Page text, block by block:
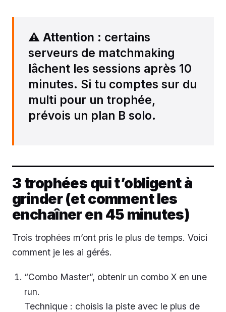
⚠️ Attention : certains
serveurs de matchmaking
lâchent les sessions après 10
minutes. Si tu comptes sur du
multi pour un trophée,
prévois un plan B solo.
3 trophées qui t’obligent à
grinder (et comment les
enchaîner en 45 minutes)
Trois trophées m’ont pris le plus de temps. Voici
comment je les ai gérés.
“Combo Master”, obtenir un combo X en une
run.
Technique : choisis la piste avec le plus de